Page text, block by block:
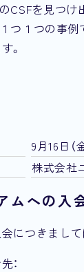
CSFを見つ
つ１つの事
。
9月16日（
株式会社
ムへの入
につきまして
：